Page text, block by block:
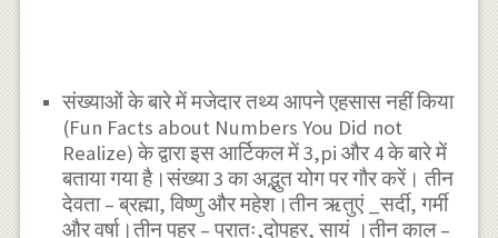
संख्याओं के बारे में मजेदार तथ्य आपने एहसास नहीं किया
(Fun Facts about Numbers You Did not
Realize) के द्वारा इस आर्टिकल में 3,pi और 4 के बारे में
बताया गया है।संख्या 3 का अद्भुत योग पर गौर करें। तीन
देवता – ब्रह्मा, विष्णु और महेश।तीन ऋतुएं _सर्दी, गर्मी
और वर्षा।तीन पहर – प्रातः,दोपहर, सायं ।तीन काल –